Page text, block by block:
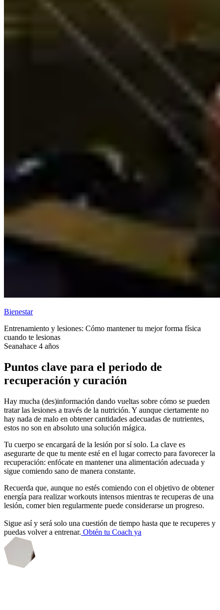
Bienestar
Entrenamiento y lesiones: Cómo mantener tu mejor forma física
cuando te lesionas
Seanahace 4 años
Puntos clave para el periodo de
recuperación y curación
Hay mucha (des)información dando vueltas sobre cómo se pueden
tratar las lesiones a través de la nutrición. Y aunque ciertamente no
hay nada de malo en obtener cantidades adecuadas de nutrientes,
estos no son en absoluto una solución mágica.
Tu cuerpo se encargará de la lesión por sí solo. La clave es
asegurarte de que tu mente esté en el lugar correcto para favorecer la
recuperación: enfócate en mantener una alimentación adecuada y
sigue comiendo sano de manera constante.
Recuerda que, aunque no estés comiendo con el objetivo de obtener
energía para realizar workouts intensos mientras te recuperas de una
lesión, comer bien regularmente puede considerarse un progreso.
Sigue así y será solo una cuestión de tiempo hasta que te recuperes y
puedas volver a entrenar. Obtén tu Coach ya